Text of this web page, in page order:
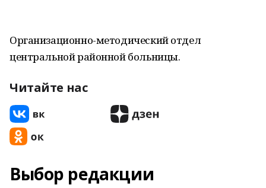
Организационно-методический отдел
центральной районной больницы.
Читайте нас
Выбор редакции